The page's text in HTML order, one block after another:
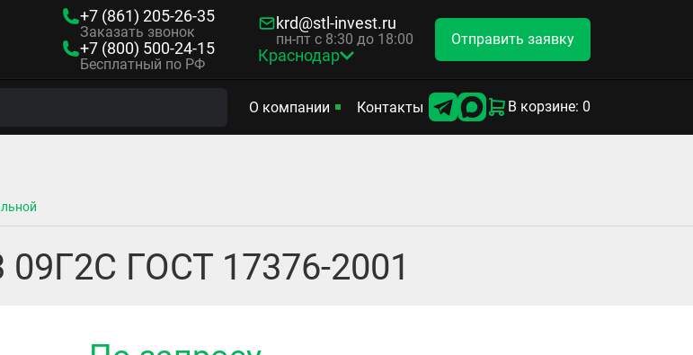
+7 (861) 205-26-35
Заказать звонок
+7 (800) 500-24-15
Бесплатный по РФ
krd@stl-invest.ru
пн-пт с 8:30 до 18:00
Краснодар
Отправить заявку
О компании Контакты В корзине: 0
09Г2С ГОСТ 17376-2001